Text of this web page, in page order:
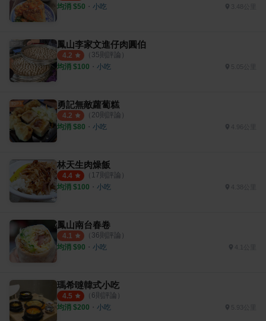
均消 $50 ・ 小吃 3.48公里
鳳山李家文進仔肉圓伯
4.2 （ 35則評論）
均消 $100 ・ 小吃 5.05公里
勇記無敵蘿蔔糕
4.2 （ 20則評論）
均消 $80 ・ 小吃 4.96公里
林天生肉燥飯
4.4 （ 17則評論）
均消 $100 ・ 小吃 4.38公里
鳳山南台春卷
4.1 （ 36則評論）
均消 $90 ・ 小吃 4.1公里
瑪希噠韓式小吃
4.5 （ 6則評論）
均消 $200 ・ 小吃 5.93公里